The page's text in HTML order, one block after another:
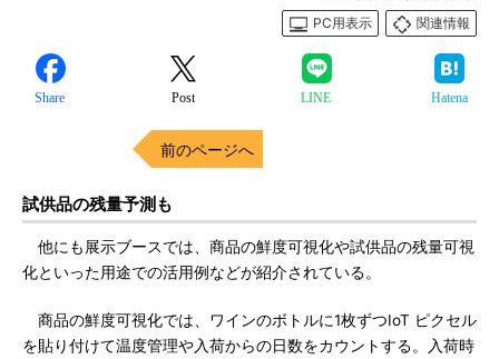
PC用表示
関連情報
Share Post LINE Hatena
前のページへ
試供品の残量予測も
他にも展示ブースでは、商品の鮮度可視化や試供品の残量可視
化といった用途での活用例などが紹介されている。
商品の鮮度可視化では、ワインのボトルに1枚ずつIoT ピクセル
を貼り付けて温度管理や入荷からの日数をカウントする。入荷時